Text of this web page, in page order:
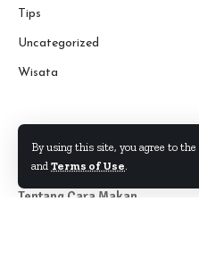
By using this site, you agree to the
and Terms of Use.
Tips
Uncategorized
Wisata
Tentang Cara Makan